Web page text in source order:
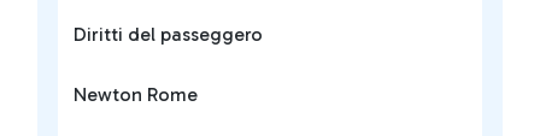
Diritti del passeggero
Newton Rome